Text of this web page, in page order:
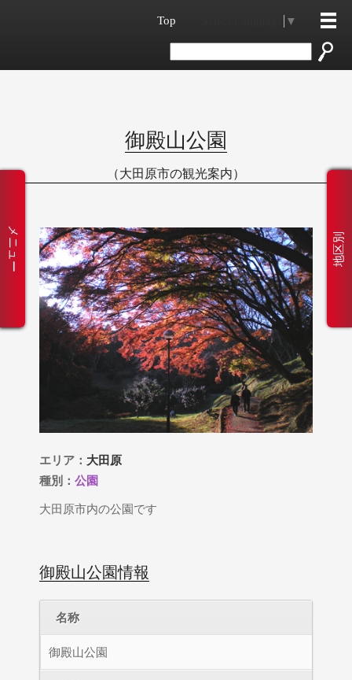
Top ▼
メニュー 地区別
御殿山公園
（大田原市の観光案内）
エリア： 大田原
種別： 公園
大田原市内の公園です
御殿山公園情報
名称
御殿山公園